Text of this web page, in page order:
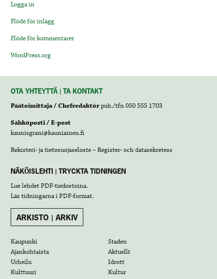
Logga in
Flöde för inlägg
Flöde för kommentarer
WordPress.org
OTA YHTEYTTÄ | TA KONTAKT
Päätoimittaja / Chefredaktörpuh./tfn 050 555 1703
Sähköposti / E-post
kaunisgrani@kauniainen.fi
Rekisteri- ja tietosuojaseloste – Register- och datasekretess
NÄKÖISLEHTI | TRYCKTA TIDNINGEN
Lue lehdetPDF-tiedostoina.
Läs tidningarna iPDF-format.
ARKISTO | ARKIV
Kaupunki
Staden
Ajankohtaista
Aktuellt
Urheilu
Idrott
Kulttuuri
Kultur